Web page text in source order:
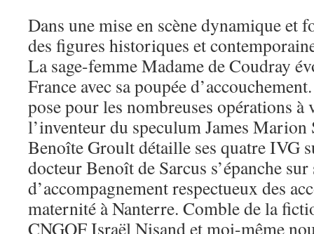
Dans une mise en scène dynamique et
des figures historiques et
La sage-femme Madame de Coudray
France avec sa poupée
pose pour les nombreuses opérations
l’inventeur du speculum James
Benoîte Groult détaille ses quatre IVG
docteur Benoît de Sarcus s’épanche sur
d’accompagnement respectueux des
maternité à Nanterre. Comble de la
CNGOF Israël Nisand et moi-même